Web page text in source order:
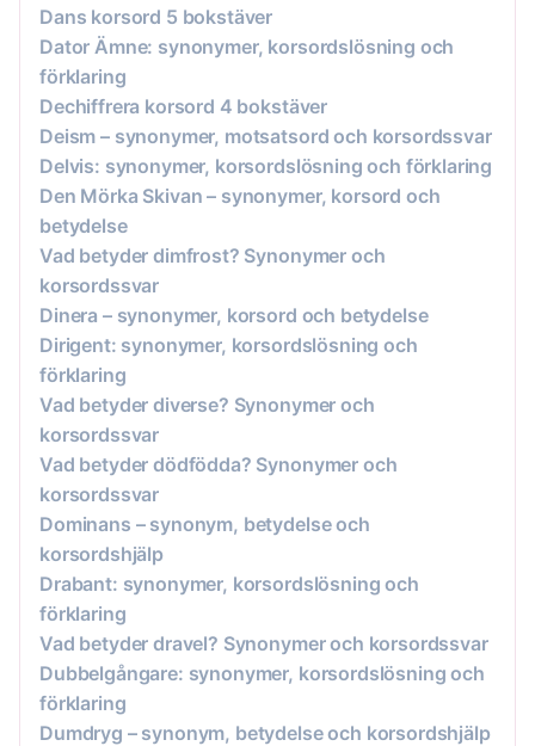
Dans korsord 5 bokstäver
Dator Ämne: synonymer, korsordslösning och
förklaring
Dechiffrera korsord 4 bokstäver
Deism – synonymer, motsatsord och korsordssvar
Delvis: synonymer, korsordslösning och förklaring
Den Mörka Skivan – synonymer, korsord och
betydelse
Vad betyder dimfrost? Synonymer och
korsordssvar
Dinera – synonymer, korsord och betydelse
Dirigent: synonymer, korsordslösning och
förklaring
Vad betyder diverse? Synonymer och
korsordssvar
Vad betyder dödfödda? Synonymer och
korsordssvar
Dominans – synonym, betydelse och
korsordshjälp
Drabant: synonymer, korsordslösning och
förklaring
Vad betyder dravel? Synonymer och korsordssvar
Dubbelgångare: synonymer, korsordslösning och
förklaring
Dumdryg – synonym, betydelse och korsordshjälp